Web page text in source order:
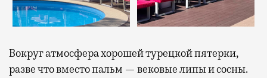
Вокруг атмосфера хорошей турецкой пятерки,
разве что вместо пальм — вековые липы и сосны.